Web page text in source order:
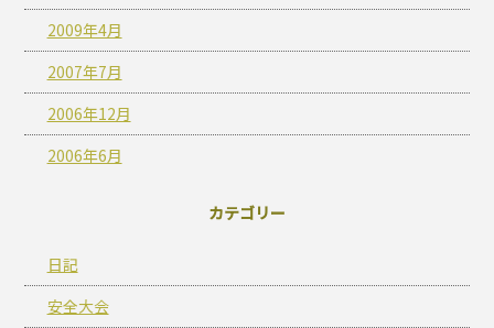
2009年4月
2007年7月
2006年12月
2006年6月
カテゴリー
日記
安全大会